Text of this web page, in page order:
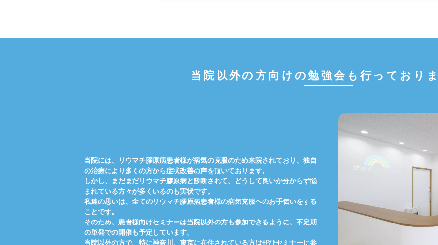
当院以外の方向けの勉強会も 行っており
当院には、リウマチ膠原病患者様が病気の克服のため来院されており、独自
の治療により多くの方から症状改善の声を頂いております。
しかし、まだまだリウマチ膠原病と診断されて、どうして良いか分からず悩
まれている方々が多くいるのも実状です。
私達の思いは、全てのリウマチ膠原病患者様の病気克服へのお手伝いをする
ことです。
そのため、患者様向けセミナーは当院以外の方も参加できるように、不定期
の単発での開催も予定しています。
当院以外の方で、特に神奈川、東京に在住されている方はぜひセミナーに参